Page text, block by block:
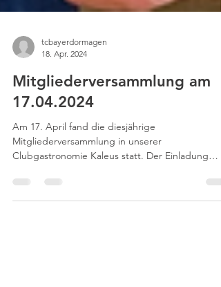
tcbayerdormagen
18. Apr. 2024
Mitgliederversammlung am
17.04.2024
Mitgliederversammlung in unserer
Clubgastronomie Kaleus statt. Der Einladung